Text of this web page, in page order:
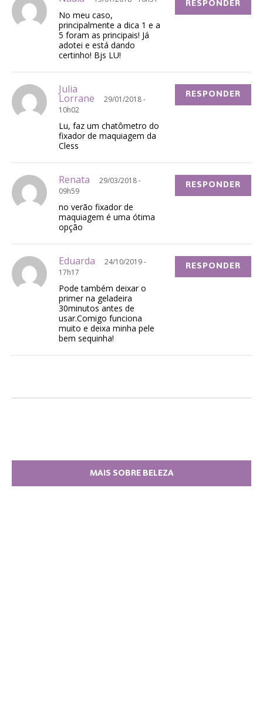
No meu caso,
principalmente a dica 1 e a
5 foram as principais! Já
adotei e está dando
certinho! Bjs LU!
RESPONDER
Julia
Lorrane
29/01/2018 -
10h02
Lu, faz um chatômetro do
fixador de maquiagem da
Cless
RESPONDER
Renata
29/03/2018 -
09h59
no verão fixador de
maquiagem é uma ótima
opção
RESPONDER
Eduarda
24/10/2019 -
17h17
Pode também deixar o
primer na geladeira
30minutos antes de
usar.Comigo funciona
muito e deixa minha pele
bem sequinha!
RESPONDER
MAIS SOBRE BELEZA